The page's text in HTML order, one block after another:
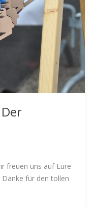
freuen uns auf Eure
Danke für den tollen